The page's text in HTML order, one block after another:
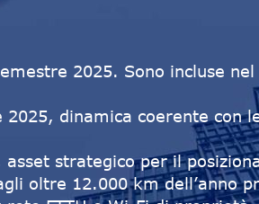
2025. Sono incluse
dinamica coerente con
strategico per il
oltre 12.000 km dell’anno